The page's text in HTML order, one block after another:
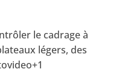
le cadrage à
légers, des